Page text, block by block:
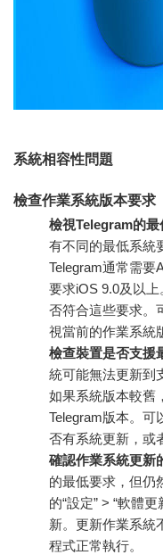
系統相容性問題
檢查作業系統版本要求
檢視Telegram的
有不同的最低系統
Telegram通常需要
要求iOS 9.0及以
否符合這些要求。
視當前的作業系統
檢查裝置是否支援
統可能無法更新到
如果系統版本較舊
Telegram版本。可
否有系統更新，或
確認作業系統更新
的最低要求，但仍
的“設定” > “軟體
新。更新作業系統
程式正常執行。